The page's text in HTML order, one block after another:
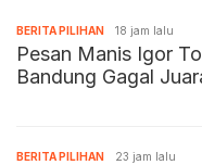
BERITA PILIHAN 18 jam lalu
Pesan Manis Igor
Bandung Gagal
BERITA PILIHAN 23 jam lalu